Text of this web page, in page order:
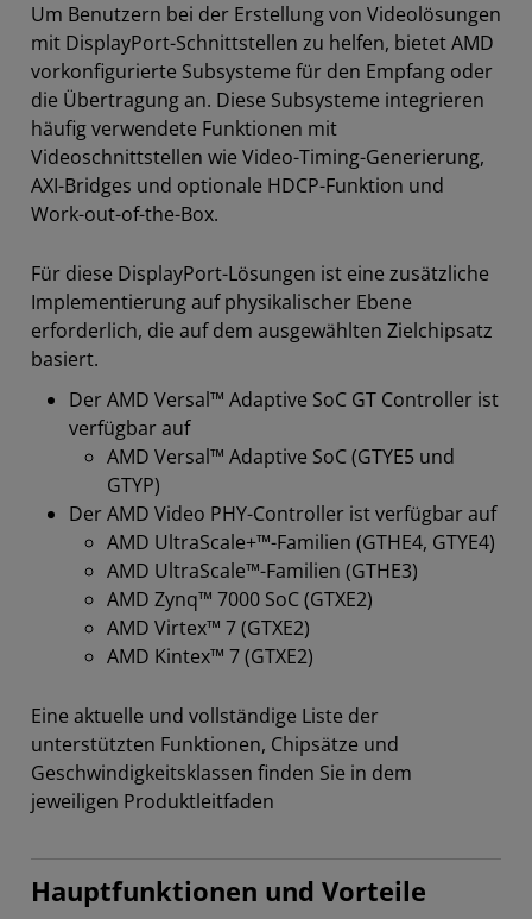
Um Benutzern bei der Erstellung von Videolösungen
mit DisplayPort-Schnittstellen zu helfen, bietet AMD
vorkonfigurierte Subsysteme für den Empfang oder
die Übertragung an. Diese Subsysteme integrieren
häufig verwendete Funktionen mit
Videoschnittstellen wie Video-Timing-Generierung,
AXI-Bridges und optionale HDCP-Funktion und
Work-out-of-the-Box.
Für diese DisplayPort-Lösungen ist eine zusätzliche
Implementierung auf physikalischer Ebene
erforderlich, die auf dem ausgewählten Zielchipsatz
basiert.
Der AMD Versal™ Adaptive SoC GT Controller ist
verfügbar auf
AMD Versal™ Adaptive SoC (GTYE5 und
GTYP)
Der AMD Video PHY-Controller ist verfügbar auf
AMD UltraScale+™-Familien (GTHE4, GTYE4)
AMD UltraScale™-Familien (GTHE3)
AMD Zynq™ 7000 SoC (GTXE2)
AMD Virtex™ 7 (GTXE2)
AMD Kintex™ 7 (GTXE2)
Eine aktuelle und vollständige Liste der
unterstützten Funktionen, Chipsätze und
Geschwindigkeitsklassen finden Sie in dem
jeweiligen Produktleitfaden
Hauptfunktionen und Vorteile